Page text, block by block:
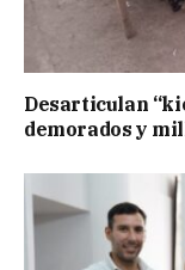
Desarticulan
demorados y